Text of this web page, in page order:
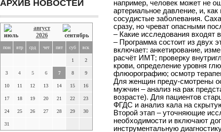
АРХИВ НОВОСТЕЙ
август
2026
пон втр срд чет пят суб вск
1 2
3 4 5 6 7 8 9
10 11 12 13 14 15 16
17 18 19 20 21 22 23
24 25 26 27 28 29 30
31
например, человек может не
артериальное давление, и, как
сосудистые заболевания.
сразу, но чреват опасными
– Какие исследования входят
– Программа состоит из двух
включает: анкетирование,
расчёт ИМТ; проверку
крови, определение уровня
флюорографию; осмотр
Для женщин преду-смотрены
мужчин – анализ на рак
возрасте). Для пациентов
ФГДС и анализ кала на
Второй этап – уточняющие
необходимости и включают
инструментальную